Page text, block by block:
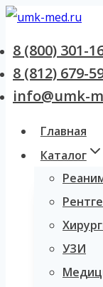
Перейти
содержанию
8 (800) 301-
8 (812) 679-
info@umk-
Главная
Каталог
УЗИ